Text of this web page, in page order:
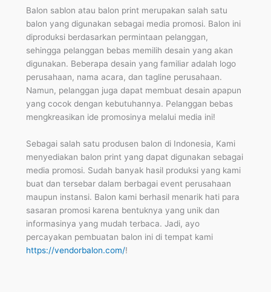
Balon sablon atau balon print merupakan salah satu
balon yang digunakan sebagai media promosi. Balon ini
diproduksi berdasarkan permintaan pelanggan,
sehingga pelanggan bebas memilih desain yang akan
digunakan. Beberapa desain yang familiar adalah logo
perusahaan, nama acara, dan tagline perusahaan.
Namun, pelanggan juga dapat membuat desain apapun
yang cocok dengan kebutuhannya. Pelanggan bebas
mengkreasikan ide promosinya melalui media ini!
Sebagai salah satu produsen balon di Indonesia, Kami
menyediakan balon print yang dapat digunakan sebagai
media promosi. Sudah banyak hasil produksi yang kami
buat dan tersebar dalam berbagai event perusahaan
maupun instansi. Balon kami berhasil menarik hati para
sasaran promosi karena bentuknya yang unik dan
informasinya yang mudah terbaca. Jadi, ayo
percayakan pembuatan balon ini di tempat kami
https://vendorbalon.com/!